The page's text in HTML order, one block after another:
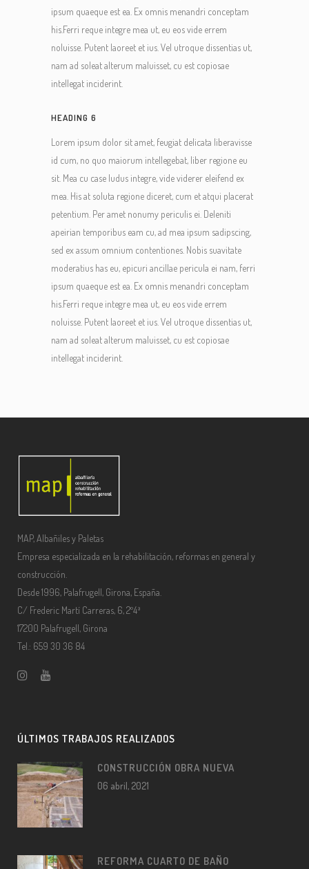
ipsum quaeque est ea. Ex omnis menandri conceptam
his.Ferri reque integre mea ut, eu eos vide errem
noluisse. Putent laoreet et ius. Vel utroque dissentias ut,
nam ad soleat alterum maluisset, cu est copiosae
intellegat inciderint.
HEADING 6
Lorem ipsum dolor sit amet, feugiat delicata liberavisse
id cum, no quo maiorum intellegebat, liber regione eu
sit. Mea cu case ludus integre, vide viderer eleifend ex
mea. His at soluta regione diceret, cum et atqui placerat
petentium. Per amet nonumy periculis ei. Deleniti
apeirian temporibus eam cu, ad mea ipsum sadipscing,
sed ex assum omnium contentiones. Nobis suavitate
moderatius has eu, epicuri ancillae pericula ei nam, ferri
ipsum quaeque est ea. Ex omnis menandri conceptam
his.Ferri reque integre mea ut, eu eos vide errem
noluisse. Putent laoreet et ius. Vel utroque dissentias ut,
nam ad soleat alterum maluisset, cu est copiosae
intellegat inciderint.
MAP, Albañiles y Paletas
Empresa especializada en la rehabilitación, reformas en general y
construcción.
Desde 1996, Palafrugell, Girona, España.
C/ Frederic Martí Carreras, 6, 2º4ª
17200 Palafrugell, Girona
Tel.: 659 30 36 84
ÚLTIMOS TRABAJOS REALIZADOS
CONSTRUCCIÓN OBRA NUEVA
06 abril, 2021
REFORMA CUARTO DE BAÑO